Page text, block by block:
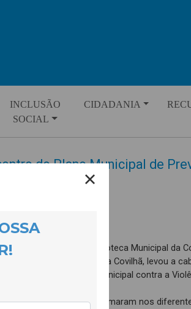
INCLUSÃO
SOCIAL
CIDADANIA
do Plano Municipal de
dia 17 de Abril, na Biblioteca Municipal da
com a Câmara Municipal da Covilhã, levou a
no âmbito do Plano Municipal contra a
e o espírito de equipa primaram nos